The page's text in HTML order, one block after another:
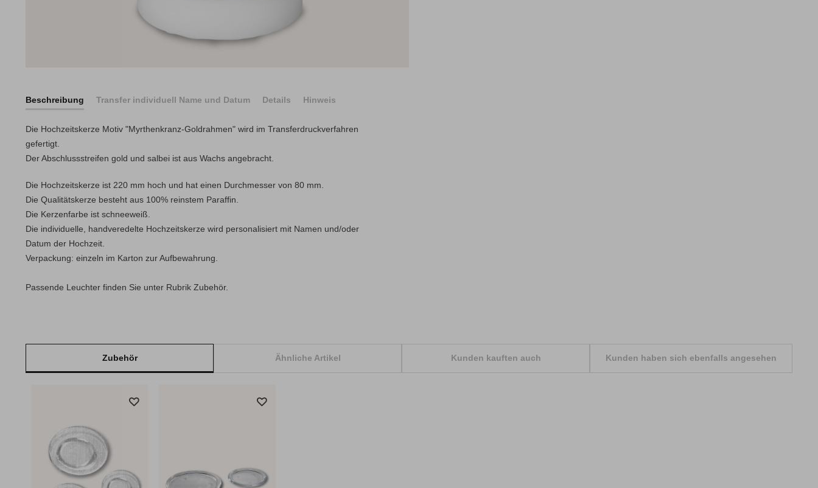
Beschreibung Transfer individuell Name und Datum Details Hinweis
Die Hochzeitskerze Motiv "Myrthenkranz-Goldrahmen" wird im Transferdruckverfahren
gefertigt.
Der Abschlussstreifen gold und salbei ist aus Wachs angebracht.
Die Hochzeitskerze ist 220 mm hoch und hat einen Durchmesser von 80 mm.
Die Qualitätskerze besteht aus 100% reinstem Paraffin.
Die Kerzenfarbe ist schneeweiß.
Die individuelle, handveredelte Hochzeitskerze wird personalisiert mit Namen und/oder
Datum der Hochzeit.
Verpackung: einzeln im Karton zur Aufbewahrung.
Passende Leuchter finden Sie unter Rubrik Zubehör.
Zubehör Ähnliche Artikel Kunden kauften auch Kunden haben sich ebenfalls angesehen